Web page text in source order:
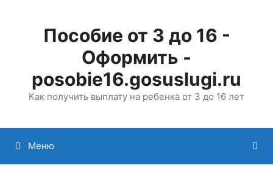
содержимомуПособие от 3 до 16 -
Оформить -
posobie16.gosuslugi.ru
Как получить выплату на ребенка от 3 до 16 лет
Меню